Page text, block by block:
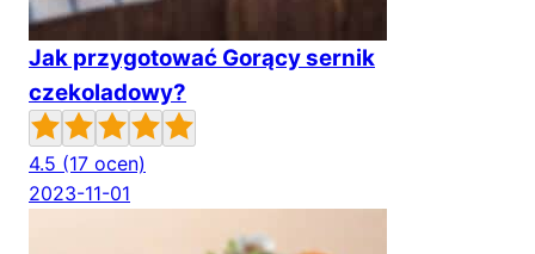
Jak przygotować Gorący sernik
czekoladowy?
4.5 (17 ocen)
2023-11-01